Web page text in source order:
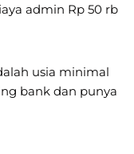
admin Rp 50 rb
usia minimal
bank dan punya